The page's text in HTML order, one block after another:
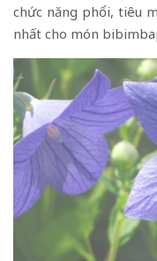
chức năng phổi, tiêu
nhất cho món